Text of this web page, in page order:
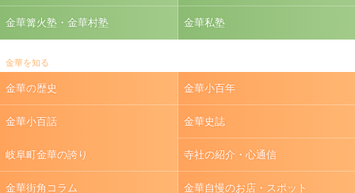
金華篝火塾・金華村塾 金華私塾
金華を知る
金華の歴史 金華小百年
金華小百話 金華史誌
岐阜町金華の誇り 寺社の紹介・心通信
金華街角コラム 金華自慢のお店・スポット